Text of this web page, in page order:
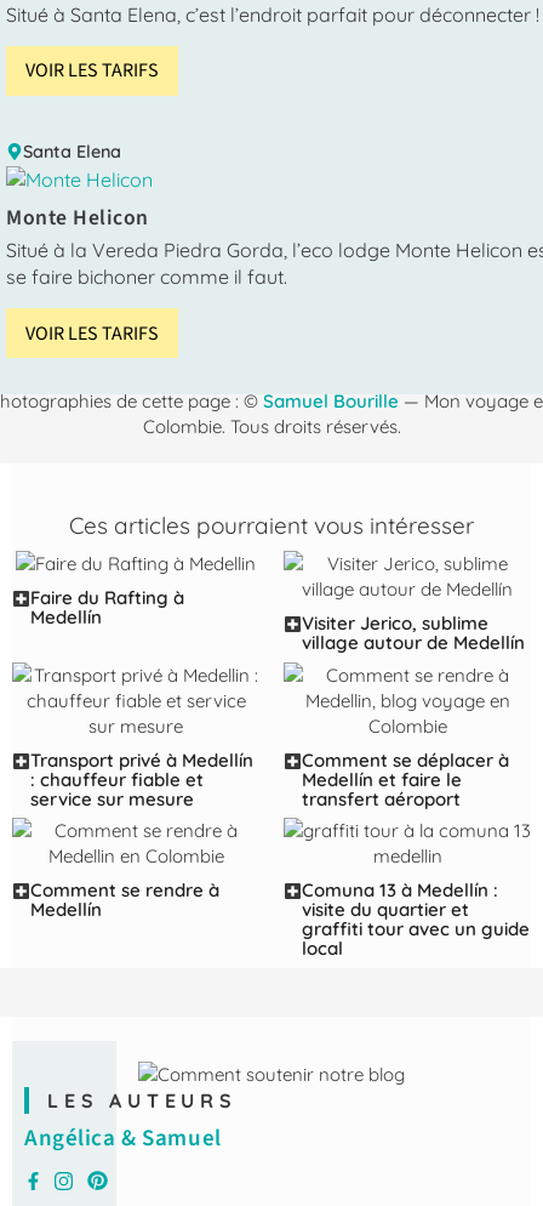
Situé à Santa Elena, c’est l’endroit parfait pour
VOIR LES TARIFS
Santa Elena
Monte Helicon
Situé à la Vereda Piedra Gorda, l’eco lodge Monte Helicon
se faire bichoner comme il faut.
VOIR LES TARIFS
de cette page : © Samuel Bourille — Mon voyage
Colombie. Tous droits réservés.
Ces articles pourraient vous intéresser
Faire du Rafting à
Medellín
Visiter Jerico, sublime
village autour de Medellín
Transport privé à Medellín
: chauffeur fiable et
service sur mesure
Comment se déplacer à
Medellín et faire le
transfert aéroport
Comment se rendre à
Medellín
Comuna 13 à Medellín :
visite du quartier et
graffiti tour avec un guide
local
LES AUTEURS
Angélica & Samuel